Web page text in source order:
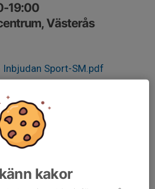
19:00
Västerås
Sport-SM.pdf
kakor